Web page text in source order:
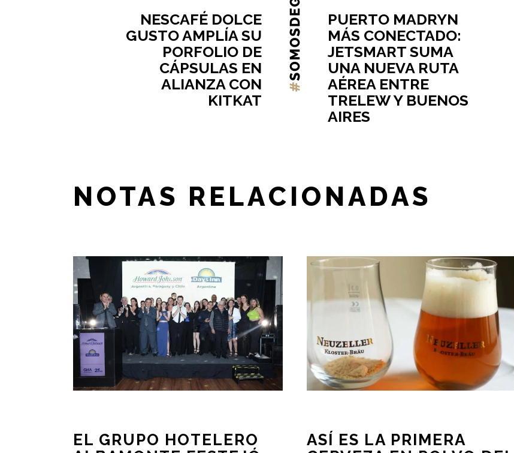
NESCAFÉ DOLCE
GUSTO AMPLÍA SU
PORFOLIO DE
CÁPSULAS EN
ALIANZA CON
KITKAT
PUERTO MADRYN
MÁS CONECTADO:
JETSMART SUMA
UNA NUEVA RUTA
AÉREA ENTRE
TRELEW Y BUENOS
AIRES
NOTAS RELACIONADAS
EL GRUPO HOTELERO
ASÍ ES LA PRIMERA